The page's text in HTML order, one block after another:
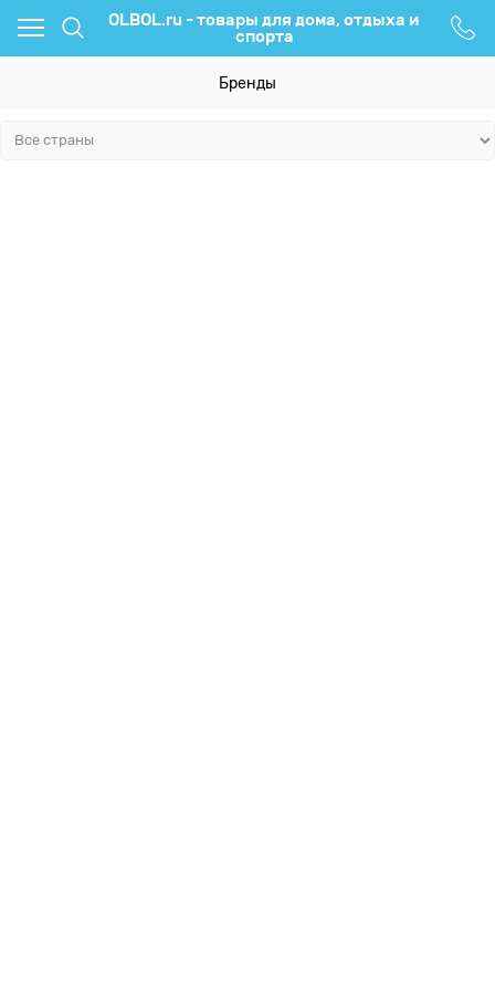
OLBOL.ru - товары для дома, отдыха и
спорта
Бренды